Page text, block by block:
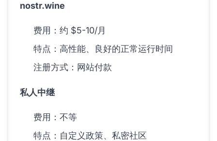
nostr.wine
费用：约 $5-10/月
特点：高性能、良好的正常运行时间
注册方式：网站付款
私人中继
费用：不等
特点：自定义政策、私密社区